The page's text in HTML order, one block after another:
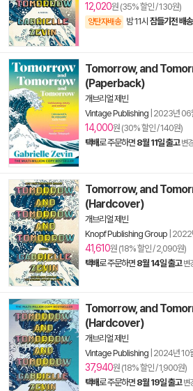
12,020원 (35% 할인 / 130원)
양탄자배송 밤 11시 잠들기전 배송
Tomorrow, and
(Paperback)
개브리얼 제빈
Vintage Publishing 2023년 06
14,000원 (30% 할인 / 140원)
택배로 주문하면 8월 11일 출고 변경
Tomorrow, and
(Hardcover)
개브리얼 제빈
Knopf Publishing Group 2022
41,610원 (18% 할인 / 2,090원)
택배로 주문하면 8월 14일 출고 변
Tomorrow, and
(Hardcover)
개브리얼 제빈
Vintage Publishing 2024년 10
37,940원 (18% 할인 / 1,900원)
택배로 주문하면 8월 19일 출고 변